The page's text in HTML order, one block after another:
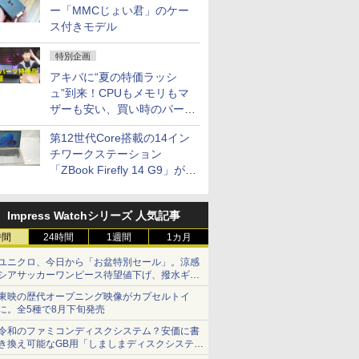
ー「MMCじょい君」のケー
ス付きモデル
特別企画
アキバに“夏の特価ラッシ
ュ”到来！CPUもメモリもマ
ザーも安い、買い時のパーツ
は？【8月7日(金)22時配信】
第12世代Core搭載の14イン
チワークステーション
「ZBook Firefly 14 G9」が
セール
Impress Watchシリーズ 人気記事
24時間 1週間 1カ月
ニクロ、今日から「お盆特別セール」。涼感
アサッカーワンピース待望値下げ、撥水ギア
ョーツは1990円に
映の歴代オープニング映像がカプセルトイ
。全5種で8月下旬発売
和のファミコンディスクシステム？安価に書
換え可能なGB用「しましまディスクシステ
」